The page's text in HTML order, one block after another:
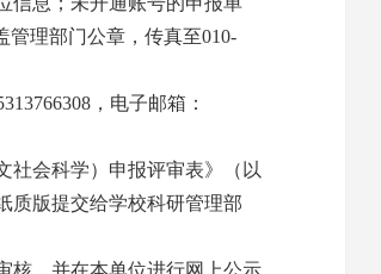
管理部门公章，传真至010-
，电子邮箱：
会科学）申报评审表》（以
质版提交给学校科研管理部
，并在本单位进行网上公示